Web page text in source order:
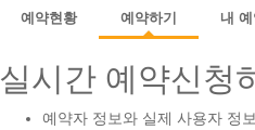
예약현황 예약하기 내
실시간 예약신청
예약자 정보와 실제 사용자 정